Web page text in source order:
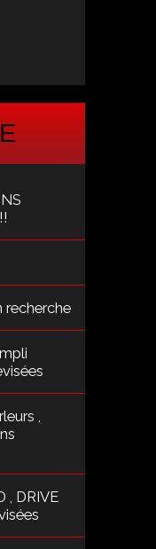
recherche
,
, DRIVE